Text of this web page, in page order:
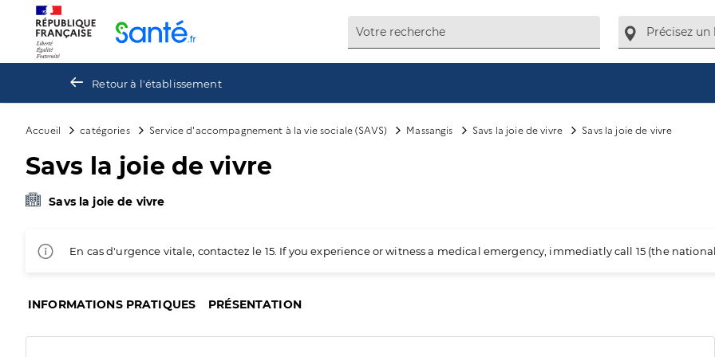
Retour à l'établissement
Accueil catégories Service d'accompagnement à la vie sociale (SAVS) Massangis Savs la joie de vivre Savs la joie de vivre
Savs la joie de vivre
Savs la joie de vivre
En cas d'urgence vitale, contactez le 15. If you experience or witness a medical emergency, immediatly call 15 (the
INFORMATIONS PRATIQUES PRÉSENTATION
Panneau de gestion des cookies